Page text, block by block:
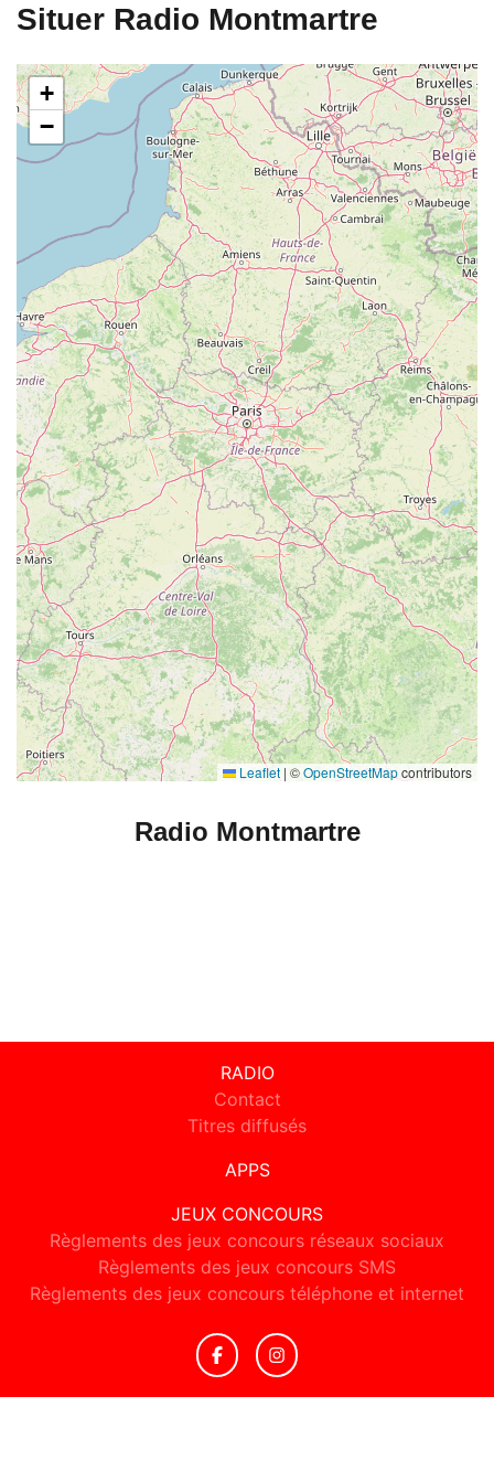
Situer Radio Montmartre
+
−
Leaflet | ©OpenStreetMapcontributors
Radio Montmartre
RADIO
Contact
Titres diffusés
APPS
JEUX CONCOURS
Règlements des jeux concours réseaux sociaux
Règlements des jeux concours SMS
Règlements des jeux concours téléphone et internet